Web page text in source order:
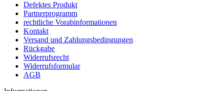
Defektes Produkt
Partnerprogramm
rechtliche Vorabinformationen
Kontakt
Versand und Zahlungsbedingungen
Rückgabe
Widerrufsrecht
Widerrufsformular
AGB